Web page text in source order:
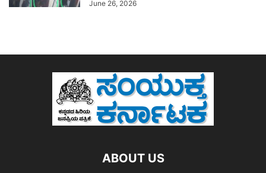
June 26, 2026
ABOUT US